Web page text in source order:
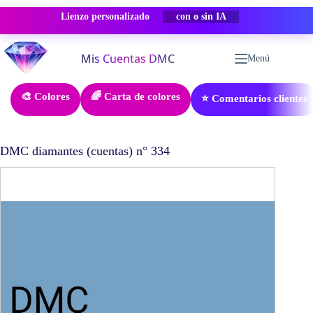
Lienzo personalizado -50% DESCUENTO
Saltar
al
contenido
Menú
🎨 Colores 🌈 Carta de colores ⭐ Comentarios clientes
DMC diamantes (cuentas) n° 334